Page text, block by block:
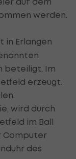
werden.
in Erlangen
beteiligt. Im
erzeugt.
wird durch
im Ball
Computer
des